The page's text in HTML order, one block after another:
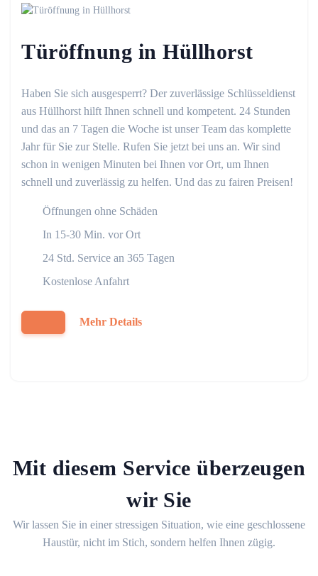
Türöffnung in Hüllhorst
Haben Sie sich ausgesperrt? Der zuverlässige Schlüsseldienst
aus Hüllhorst hilft Ihnen schnell und kompetent. 24 Stunden
und das an 7 Tagen die Woche ist unser Team das komplette
Jahr für Sie zur Stelle. Rufen Sie jetzt bei uns an. Wir sind
schon in wenigen Minuten bei Ihnen vor Ort, um Ihnen
schnell und zuverlässig zu helfen. Und das zu fairen Preisen!
Öffnungen ohne Schäden
In 15-30 Min. vor Ort
24 Std. Service an 365 Tagen
Kostenlose Anfahrt
Mehr Details
Mit diesem Service überzeugen
wir Sie
Wir lassen Sie in einer stressigen Situation, wie eine geschlossene
Haustür, nicht im Stich, sondern helfen Ihnen zügig.